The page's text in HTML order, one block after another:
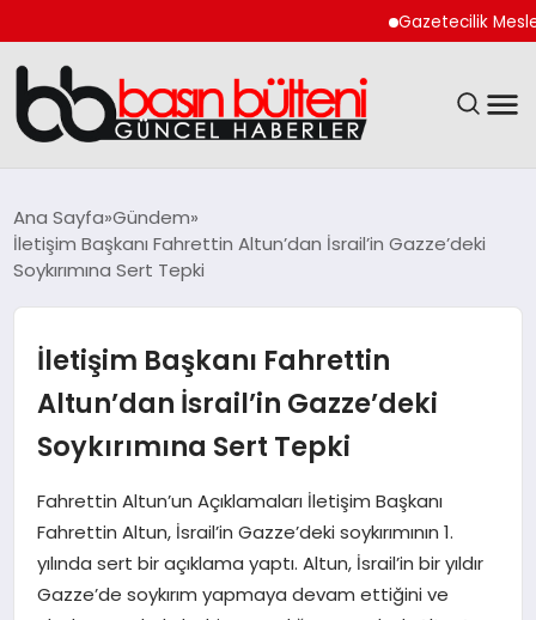
Gazetecilik Meslek
GÜNCEL
MAGAZIN
SAĞLIK
SPOR
TEKNOLOJI
Ana Sayfa Gündem
İletişim Başkanı Fahrettin Altun’dan İsrail’in Gazze’deki
Soykırımına Sert Tepki
İletişim Başkanı Fahrettin
Altun’dan İsrail’in Gazze’deki
Soykırımına Sert Tepki
Fahrettin Altun’un Açıklamaları İletişim Başkanı
Fahrettin Altun, İsrail’in Gazze’deki soykırımının 1.
yılında sert bir açıklama yaptı. Altun, İsrail’in bir yıldır
Gazze’de soykırım yapmaya devam ettiğini ve